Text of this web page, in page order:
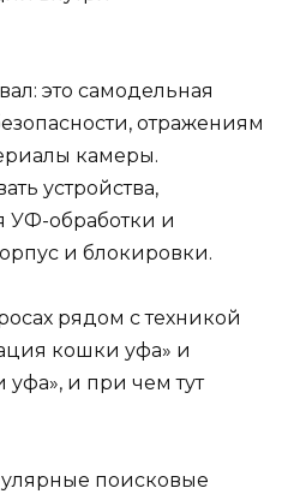
это самодельная
отражениям
камеры.
устройства,
УФ-обработки и
и блокировки.
рядом с техникой
кошки уфа» и
уфа», и при чем тут
поисковые